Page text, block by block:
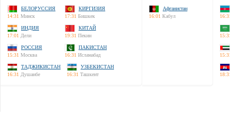
БЕЛОРУССИЯ
14:31 Минск
КИРГИЗИЯ
17:31 Бишкек
ИНДИЯ
17:01 Дели
КИТАЙ
19:31 Пекин
РОССИЯ
15:31 Москва
ПАКИСТАН
16:31 Исламабад
ТАДЖИКИСТАН
16:31 Душанбе
УЗБЕКИСТАН
16:31 Ташкент
Афганистан
16:01 Кабул